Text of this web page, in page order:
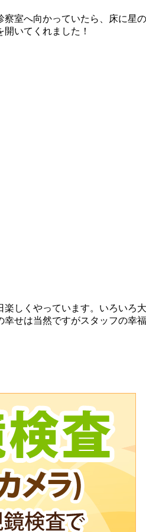
室へ向かっていたら、床に星
いてくれました！
しくやっています。いろい
せは当然ですがスタッフの幸